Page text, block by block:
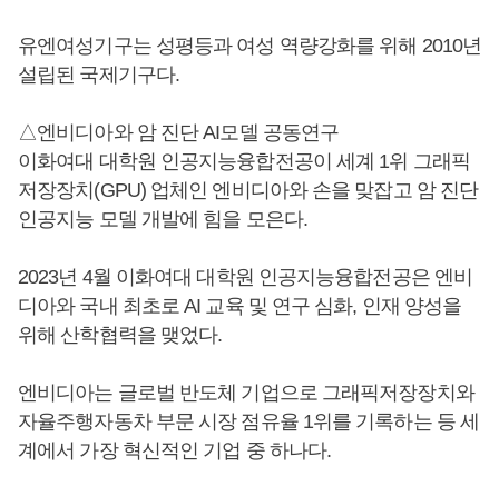
유엔여성기구는 성평등과 여성 역량강화를 위해 2010년
설립된 국제기구다.
△엔비디아와 암 진단 AI모델 공동연구
이화여대 대학원 인공지능융합전공이 세계 1위 그래픽
저장장치(GPU) 업체인 엔비디아와 손을 맞잡고 암 진단
인공지능 모델 개발에 힘을 모은다.
2023년 4월 이화여대 대학원 인공지능융합전공은 엔비
디아와 국내 최초로 AI 교육 및 연구 심화, 인재 양성을
위해 산학협력을 맺었다.
엔비디아는 글로벌 반도체 기업으로 그래픽저장장치와
자율주행자동차 부문 시장 점유율 1위를 기록하는 등 세
계에서 가장 혁신적인 기업 중 하나다.